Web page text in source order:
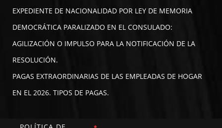
EXPEDIENTE DE NACIONALIDAD POR LEY DE MEMORIA
DEMOCRÁTICA PARALIZADO EN EL CONSULADO:
AGILIZACIÓN O IMPULSO PARA LA NOTIFICACIÓN DE LA
RESOLUCIÓN.
PAGAS EXTRAORDINARIAS DE LAS EMPLEADAS DE HOGAR
EN EL 2026. TIPOS DE PAGAS.